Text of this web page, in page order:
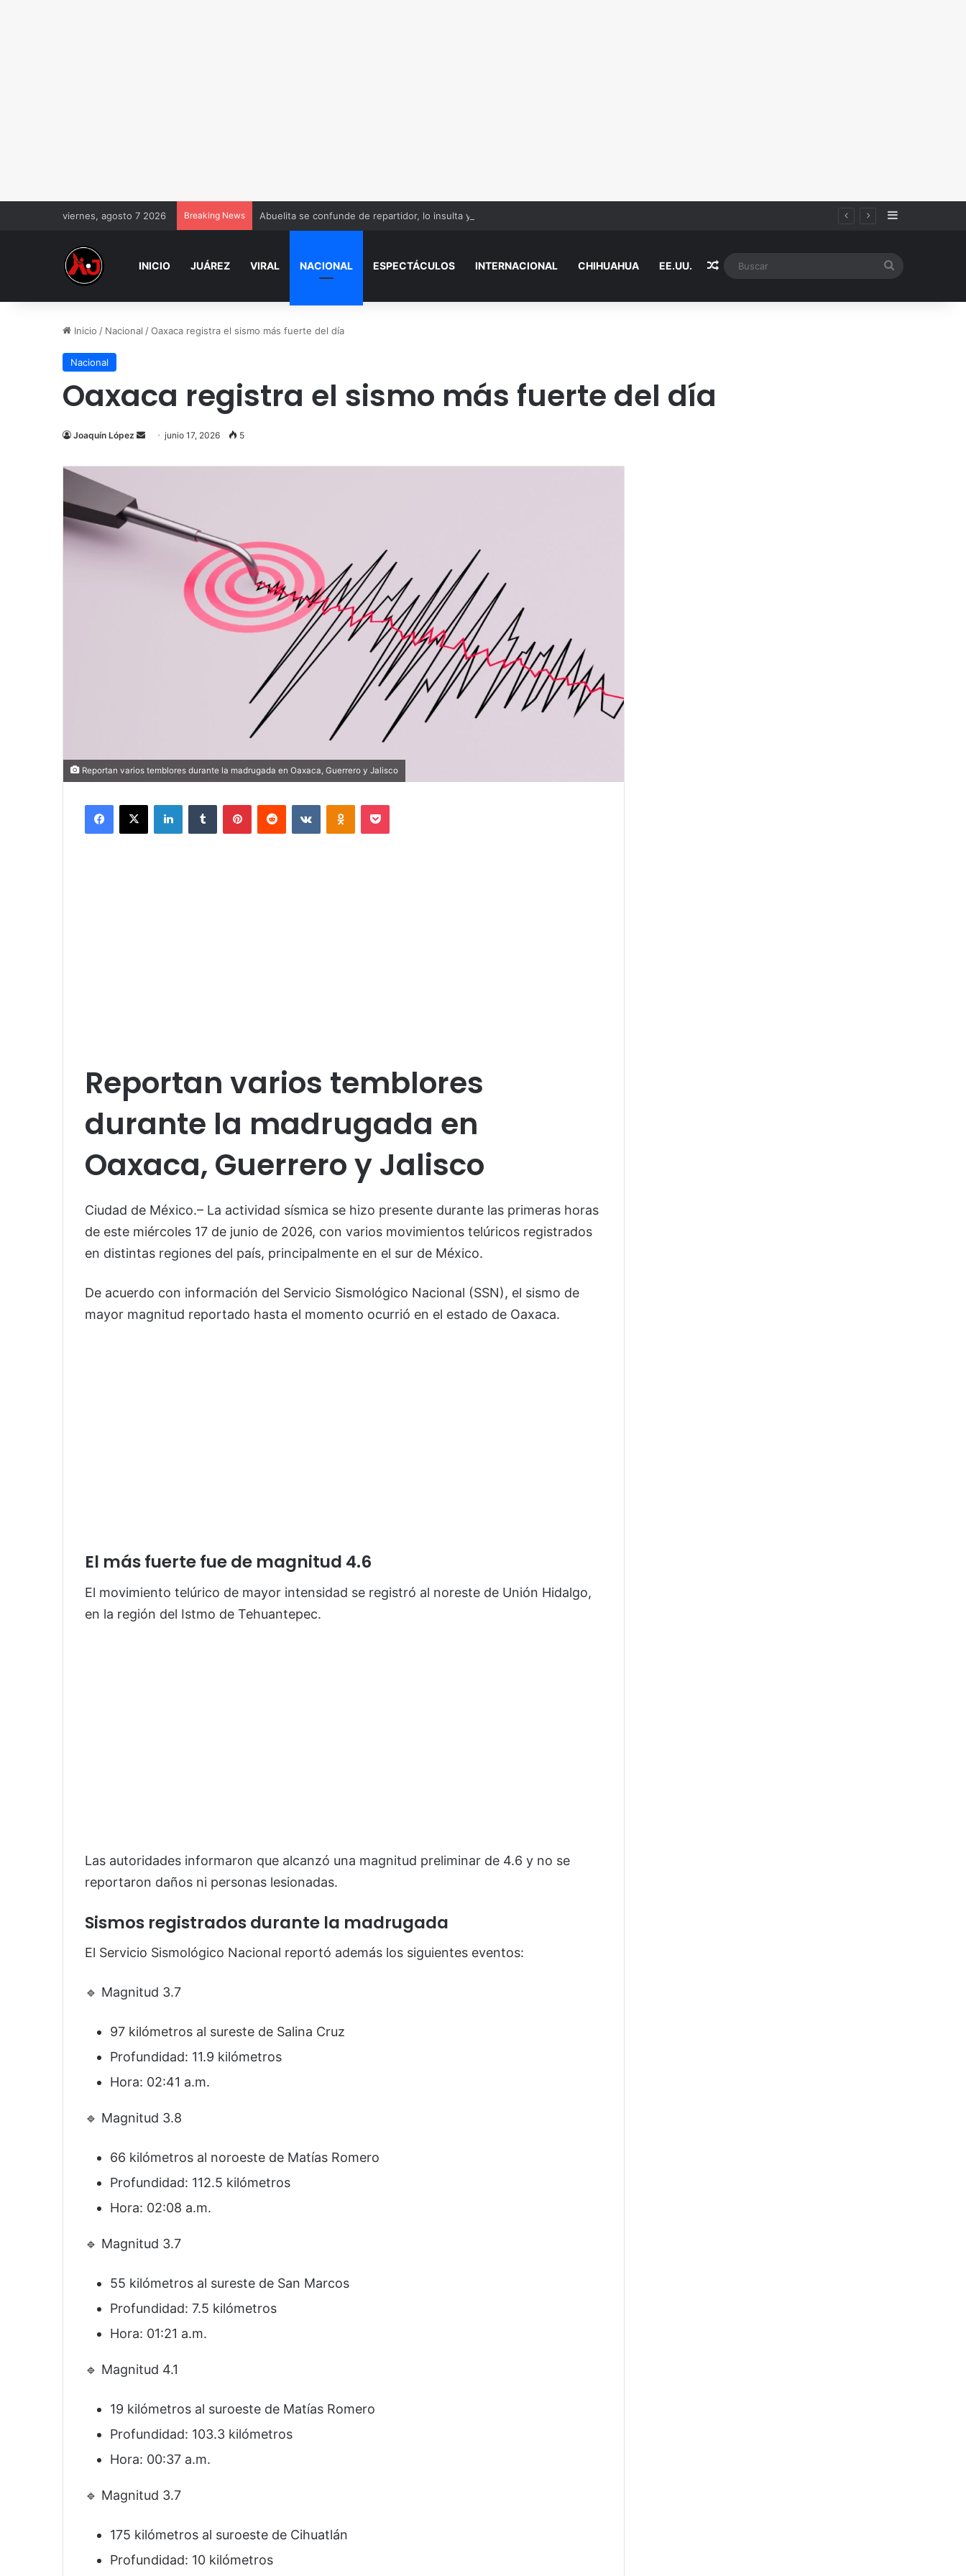
viernes, agosto 7 2026 Breaking News Abuelita se confunde de repartidor, lo insulta y le roba su celular Sidebar
INICIO JUÁREZ VIRAL NACIONAL ESPECTÁCULOS INTERNACIONAL CHIHUAHUA EE.UU. Random Article
Inicio / Nacional /Oaxaca registra el sismo más fuerte del día
Nacional
Oaxaca registra el sismo más fuerte del día
Joaquín López
Send
email
junio 17, 2026 5
Reportan varios temblores durante la madrugada en Oaxaca, Guerrero y Jalisco
Facebook
X LinkedInTumblr PinterestReddit VKontakteOdnoklassniki
Pocket
Reportan varios temblores
durante la madrugada en
Oaxaca, Guerrero y Jalisco
Ciudad de México.– La actividad sísmica se hizo presente durante las primeras horas
de este miércoles 17 de junio de 2026, con varios movimientos telúricos registrados
en distintas regiones del país, principalmente en el sur de México.
De acuerdo con información del Servicio Sismológico Nacional (SSN), el sismo de
mayor magnitud reportado hasta el momento ocurrió en el estado de Oaxaca.
El más fuerte fue de magnitud 4.6
El movimiento telúrico de mayor intensidad se registró al noreste de Unión Hidalgo,
en la región del Istmo de Tehuantepec.
Las autoridades informaron que alcanzó una magnitud preliminar de 4.6 y no se
reportaron daños ni personas lesionadas.
Sismos registrados durante la madrugada
El Servicio Sismológico Nacional reportó además los siguientes eventos:
🔹 Magnitud 3.7
97 kilómetros al sureste de Salina Cruz
Profundidad: 11.9 kilómetros
Hora: 02:41 a.m.
🔹 Magnitud 3.8
66 kilómetros al noroeste de Matías Romero
Profundidad: 112.5 kilómetros
Hora: 02:08 a.m.
🔹 Magnitud 3.7
55 kilómetros al sureste de San Marcos
Profundidad: 7.5 kilómetros
Hora: 01:21 a.m.
🔹 Magnitud 4.1
19 kilómetros al suroeste de Matías Romero
Profundidad: 103.3 kilómetros
Hora: 00:37 a.m.
🔹 Magnitud 3.7
175 kilómetros al suroeste de Cihuatlán
Profundidad: 10 kilómetros